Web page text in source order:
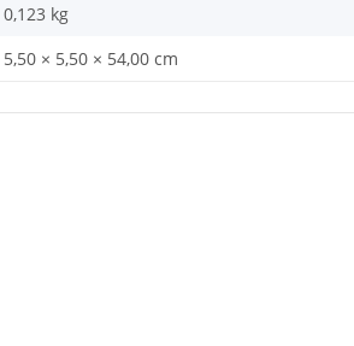
0,123 kg
5,50 × 5,50 × 54,00 cm